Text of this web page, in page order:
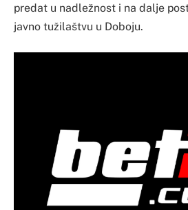
predat u nadležnost i na dalje
javno tužilaštvu u Doboju.